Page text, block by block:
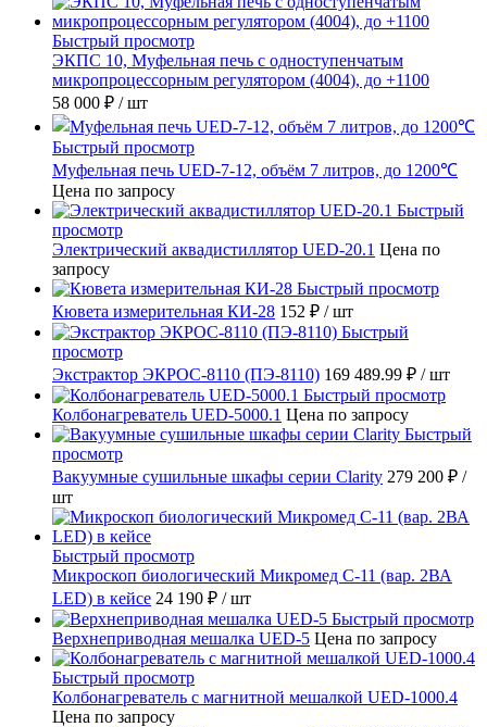
Быстрый просмотр
ЭКПС 10, Муфельная печь с одноступенчатым
микропроцессорным регулятором (4004), до +1100
58 000 ₽ / шт
Быстрый просмотр
Муфельная печь UED-7-12, объём 7 литров, до 1200℃
Цена по запросу
Быстрый
просмотр
Электрический аквадистиллятор UED-20.1 Цена по
запросу
Быстрый просмотр
Кювета измерительная КИ-28 152 ₽ / шт
Быстрый
просмотр
Экстрактор ЭКРОС-8110 (ПЭ-8110) 169 489.99 ₽ / шт
Быстрый просмотр
Колбонагреватель UED-5000.1 Цена по запросу
Быстрый
просмотр
Вакуумные сушильные шкафы серии Clarity 279 200 ₽ /
шт
Быстрый просмотр
Микроскоп биологический Микромед С-11 (вар. 2ВА
LED) в кейсе 24 190 ₽ / шт
Быстрый просмотр
Верхнеприводная мешалка UED-5 Цена по запросу
Быстрый просмотр
Колбонагреватель с магнитной мешалкой UED-1000.4
Цена по запросу